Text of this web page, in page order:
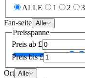
ALLE
1 2 3
Fan-seite Alle
Preisspanne
Preis ab £
Preis bis £
Ort Alle